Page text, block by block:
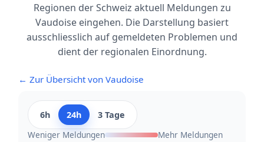
Regionen der Schweiz aktuell Meldungen zu
Vaudoise eingehen. Die Darstellung basiert
ausschliesslich auf gemeldeten Problemen und
dient der regionalen Einordnung.
← Zur Übersicht von Vaudoise
6h 24h
3 Tage
Weniger Meldungen
Mehr Meldungen